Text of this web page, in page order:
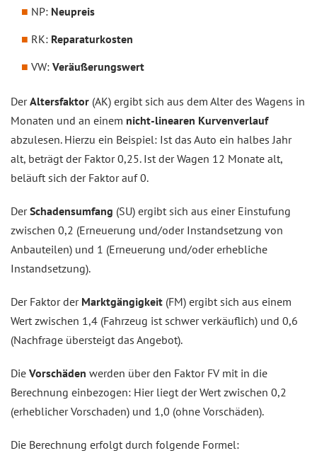
NP: Neupreis
RK: Reparaturkosten
VW: Veräußerungswert
DerAltersfaktor (AK) ergibt sich aus dem Alter des Wagens in
Monaten und an einem nicht-linearen Kurvenverlauf
abzulesen. Hierzu ein Beispiel: Ist das Auto ein halbes Jahr
alt, beträgt der Faktor 0,25. Ist der Wagen 12 Monate alt,
beläuft sich der Faktor auf 0.
DerSchadensumfang (SU) ergibt sich aus einer Einstufung
zwischen 0,2 (Erneuerung und/oder Instandsetzung von
Anbauteilen) und 1 (Erneuerung und/oder erhebliche
Instandsetzung).
Der Faktor der Marktgängigkeit (FM) ergibt sich aus einem
Wert zwischen 1,4 (Fahrzeug ist schwer verkäuflich) und 0,6
(Nachfrage übersteigt das Angebot).
Die Vorschäden werden über den Faktor FV mit in die
Berechnung einbezogen: Hier liegt der Wert zwischen 0,2
(erheblicher Vorschaden) und 1,0 (ohne Vorschäden).
Die Berechnung erfolgt durch folgende Formel: